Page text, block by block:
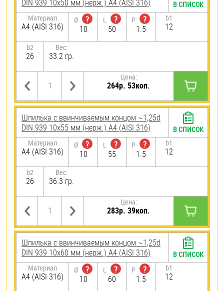
DIN 939 10х50 мм (нерж.) A4 (AISI 316)
Материал
A4 (AISI 316)
Ø
?
10
L
?
50
P
?
1.5
b1
12
b2
26
Вес:
33.2 гр.
Цена:
264р. 53коп.
В СПИСОК
Шпилька c ввинчиваемым концом ~1,25d
DIN 939 10х55 мм (нерж.) A4 (AISI 316)
Материал
A4 (AISI 316)
Ø
?
10
L
?
55
P
?
1.5
b1
12
b2
26
Вес:
36.3 гр.
Цена:
283р. 39коп.
В СПИСОК
Шпилька c ввинчиваемым концом ~1,25d
DIN 939 10х60 мм (нерж.) A4 (AISI 316)
Материал
A4 (AISI 316)
Ø
?
10
L
?
60
P
?
1.5
b1
12
В СПИСОК